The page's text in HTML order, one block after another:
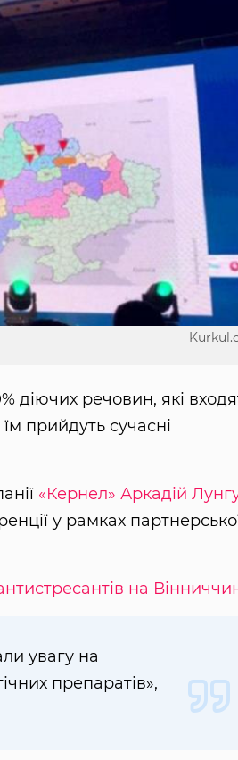
діючих речовин, які
прийдуть сучасні
«Кернел» Аркадій
у рамках
на
увагу на
препаратів»,